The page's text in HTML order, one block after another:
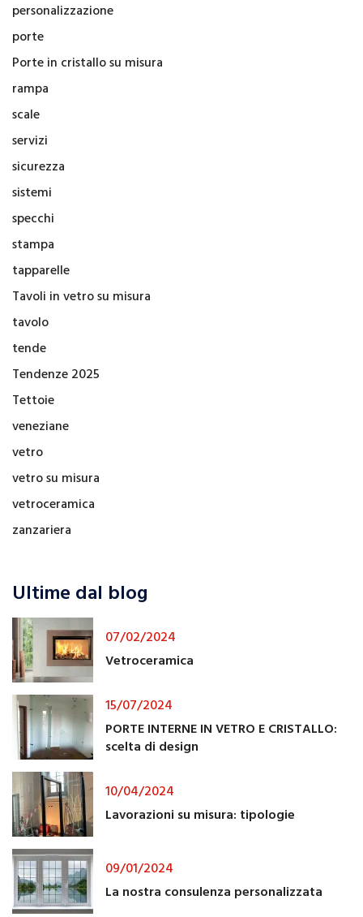
personalizzazione
porte
Porte in cristallo su misura
rampa
scale
servizi
sicurezza
sistemi
specchi
stampa
tapparelle
Tavoli in vetro su misura
tavolo
tende
Tendenze 2025
Tettoie
veneziane
vetro
vetro su misura
vetroceramica
zanzariera
Ultime dal blog
07/02/2024
Vetroceramica
15/07/2024
PORTE INTERNE IN VETRO E CRISTALLO:
scelta di design
10/04/2024
Lavorazioni su misura: tipologie
09/01/2024
La nostra consulenza personalizzata